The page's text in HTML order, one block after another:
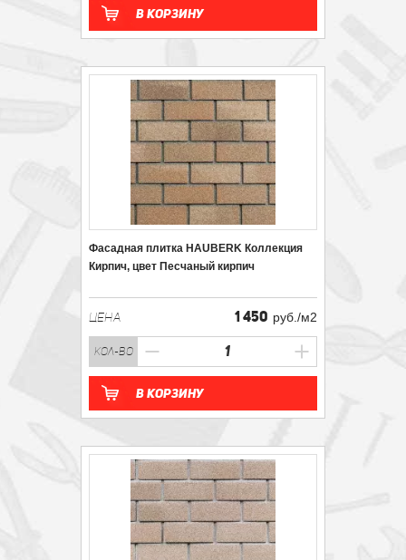
В корзину
Фасадная плитка HAUBERK Коллекция
Кирпич, цвет Песчаный кирпич
ЦЕНА 1 450 руб./м2
кол-во
В корзину